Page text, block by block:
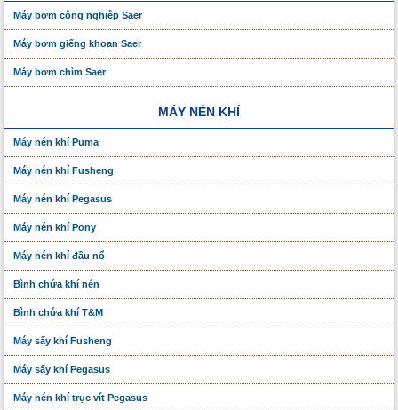
Máy bơm công nghiệp Saer
Máy bơm giếng khoan Saer
Máy bơm chìm Saer
MÁY NÉN KHÍ
Máy nén khí Puma
Máy nén khí Fusheng
Máy nén khí Pegasus
Máy nén khí Pony
Máy nén khí đầu nổ
Bình chứa khí nén
Bình chứa khí T&M
Máy sấy khí Fusheng
Máy sấy khí Pegasus
Máy nén khí trục vít Pegasus